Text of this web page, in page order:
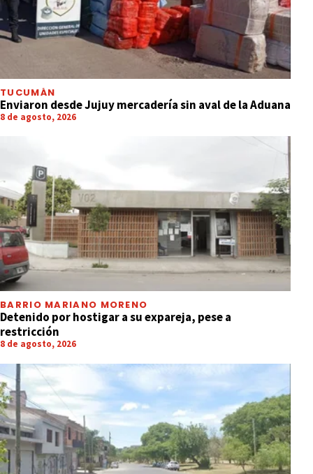
TUCUMÁN
Enviaron desde Jujuy mercadería sin aval de la Aduana
8 de agosto, 2026
BARRIO MARIANO MORENO
Detenido por hostigar a su expareja, pese a
restricción
8 de agosto, 2026